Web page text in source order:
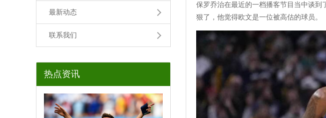
最新动态
联系我们
热点资讯
保罗乔治在最近的一档播客节目当中谈
狠了，他觉得欧文是一位被高估的球员。